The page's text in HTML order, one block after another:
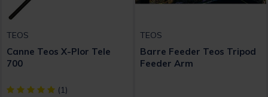
TEOS
Canne Teos X-Plor Tele
700
[object Object] out of 5 Customer Rating
(1)
TEOS
Barre Feeder Teos Tripod
Feeder Arm